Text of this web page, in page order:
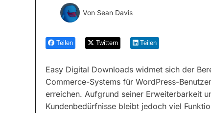
Von Sean Davis
Teilen Twittern Teilen
Easy Digital Downloads widmet sich der
Commerce-Systems für WordPress-
erreichen. Aufgrund seiner Erweiterbarkeit
Kundenbedürfnisse bleibt jedoch viel